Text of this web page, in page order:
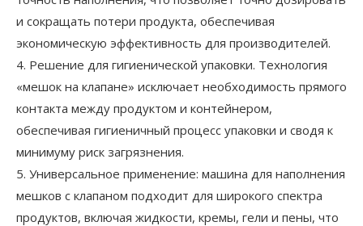
и сокращать потери продукта, обеспечивая
экономическую эффективность для производителей.
4. Решение для гигиенической упаковки. Технология
«мешок на клапане» исключает необходимость прямого
контакта между продуктом и контейнером,
обеспечивая гигиеничный процесс упаковки и сводя к
минимуму риск загрязнения.
5. Универсальное применение: машина для наполнения
мешков с клапаном подходит для широкого спектра
продуктов, включая жидкости, кремы, гели и пены, что